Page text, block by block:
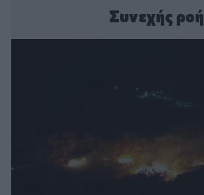
Συνεχής ροή